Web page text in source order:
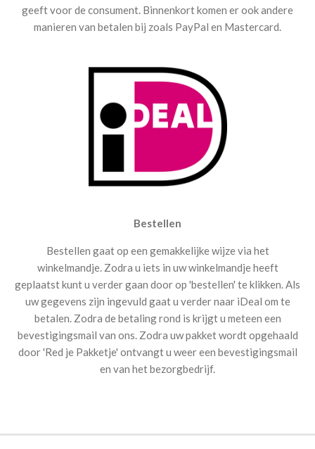
geeft voor de consument. Binnenkort komen er ook andere
manieren van betalen bij zoals PayPal en Mastercard.
Bestellen
Bestellen gaat op een gemakkelijke wijze via het
winkelmandje. Zodra u iets in uw winkelmandje heeft
geplaatst kunt u verder gaan door op 'bestellen' te klikken. Als
uw gegevens zijn ingevuld gaat u verder naar iDeal om te
betalen. Zodra de betaling rond is krijgt u meteen een
bevestigingsmail van ons. Zodra uw pakket wordt opgehaald
door 'Red je Pakketje' ontvangt u weer een bevestigingsmail
en van het bezorgbedrijf.